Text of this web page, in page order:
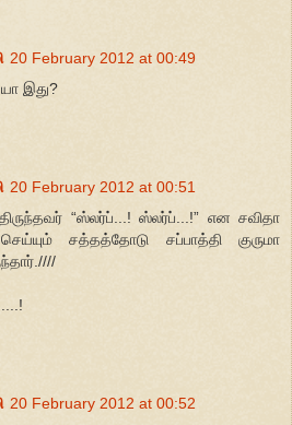
20 February 2012 at 00:49
இது?
20 February 2012 at 00:51
“ஸ்லர்ப்...! ஸ்லர்ப்...!” என சவிதா
சத்தத்தோடு சப்பாத்தி குருமா
20 February 2012 at 00:52